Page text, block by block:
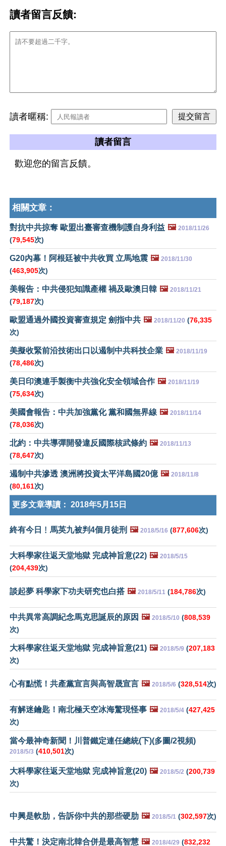
讀者留言反饋:
讀者暱稱:
讀者留言
歡迎您的留言反饋。
相關文章：
對抗中共掠奪 歐盟出臺審查機制護自身利益 🖼️ 2018/11/26
(79,545次)
G20內幕！阿根廷被中共收買 立馬地震 🖼️ 2018/11/30
(463,905次)
美報告：中共侵犯知識產權 禍及歐澳日韓 🖼️ 2018/11/21
(79,187次)
歐盟通過外國投資審查規定 劍指中共 🖼️ 2018/11/20 (76,335
次)
美擬收緊前沿技術出口以遏制中共科技企業 🖼️ 2018/11/19
(78,486次)
美日印澳連手製衡中共強化安全領域合作 🖼️ 2018/11/19
(75,634次)
美國會報告：中共加強黨化 黨和國無界線 🖼️ 2018/11/14
(78,036次)
北約：中共導彈開發違反國際核武條約 🖼️ 2018/11/13
(78,647次)
遏制中共滲透 澳洲將投資太平洋島國20億 🖼️ 2018/11/8
(80,161次)
更多文章導讀： 2018年5月15日
終有今日﹗馬英九被判4個月徒刑 🖼️ 2018/5/16 (877,606次)
大科學家往返天堂地獄 完成神旨意(22) 🖼️ 2018/5/15
(204,439次)
談起夢 科學家下功夫研究也白搭 🖼️ 2018/5/11 (184,786次)
中共異常高調紀念馬克思誕辰的原因 🖼️ 2018/5/10 (808,539
次)
大科學家往返天堂地獄 完成神旨意(21) 🖼️ 2018/5/9 (207,183
次)
心有點慌！共產黨宣言與高智晟宣言 🖼️ 2018/5/6 (328,514次)
有解迷鑰匙！南北極天空冰海驚現怪事 🖼️ 2018/5/4 (427,425
次)
當今最神奇新聞！川普鐵定連任總統(下)(多圖/2視頻)
2018/5/3 (410,501次)
大科學家往返天堂地獄 完成神旨意(20) 🖼️ 2018/5/2 (200,739
次)
中興是軟肋，告訴你中共的那些硬肋 🖼️ 2018/5/1 (302,597次)
中共驚！決定南北韓合併是最高智慧 🖼️ 2018/4/29 (832,232